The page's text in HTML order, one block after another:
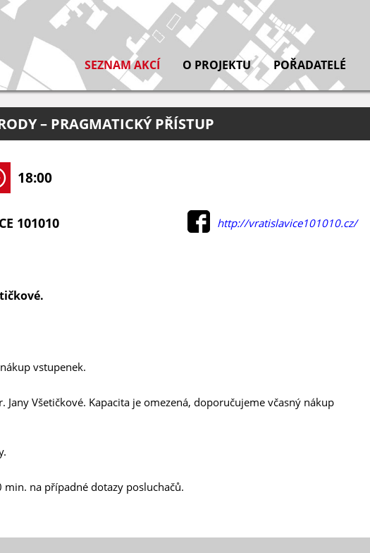
SEZNAM AKCÍ O PROJEKTU POŘADATELÉ
– PRAGMATICKÝ PŘÍSTUP
18:00
101010 http://vratislavice101010.cz/
vstupenek.
Všetičkové. Kapacita je omezená, doporučujeme včasný nákup
na případné dotazy posluchačů.